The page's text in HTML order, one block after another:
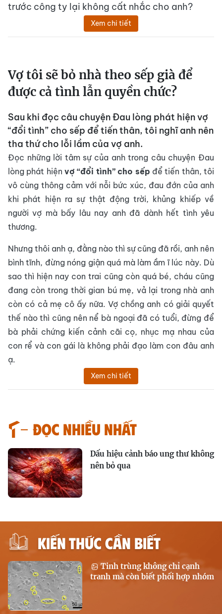
trước công ty lại không cất nhắc cho anh?
Xem chi tiết
Vợ tôi sẽ bỏ nhà theo sếp già để
được cả tình lẫn quyền chức?
Sau khi đọc câu chuyện Đau lòng phát hiện vợ
“đổi tình” cho sếp để tiến thân, tôi nghĩ anh nên
tha thứ cho lỗi lầm của vợ anh.
Đọc những lời tâm sự của anh trong câu chuyện Đau
lòng phát hiệnvợ “đổi tình” cho sếp để tiến thân, tôi
vô cùng thông cảm với nỗi bức xúc, đau đớn của anh
khi phát hiện ra sự thật động trời, khủng khiếp về
người vợ mà bấy lâu nay anh đã dành hết tình yêu
thương.
Nhưng thôi anh ạ, đằng nào thì sự cũng đã rồi, anh nên
bình tĩnh, đừng nóng giận quá mà làm ầm ĩ lúc này. Dù
sao thì hiện nay con trai cũng còn quá bé, cháu cũng
đang còn trong thời gian bú mẹ, vả lại trong nhà anh
còn có cả mẹ cô ấy nữa. Vợ chồng anh có giải quyết
thế nào thì cũng nên nể bà ngoại đã có tuổi, đừng để
bà phải chứng kiến cảnh cãi cọ, nhục mạ nhau của
con rể và con gái là không phải đạo làm con đâu anh
ạ.
Xem chi tiết
Đọc nhiều nhất
Dấu hiệu cảnh báo ung thư không
nên bỏ qua
KIẾN THỨC CẦN BIẾT
Tinh trùng không chỉ cạnh
tranh mà còn biết phối hợp nhóm